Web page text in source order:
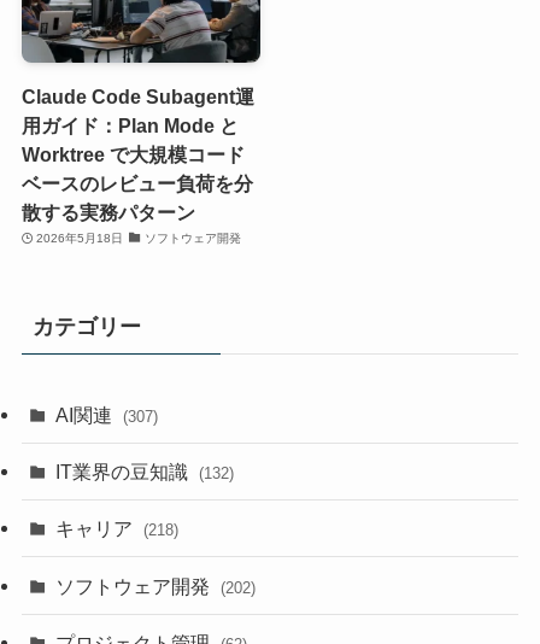
Claude Code Subagent運
用ガイド：Plan Mode と
Worktree で大規模コード
ベースのレビュー負荷を分
散する実務パターン
2026年5月18日 ソフトウェア開発
カテゴリー
AI関連 (307)
IT業界の豆知識 (132)
キャリア (218)
ソフトウェア開発 (202)